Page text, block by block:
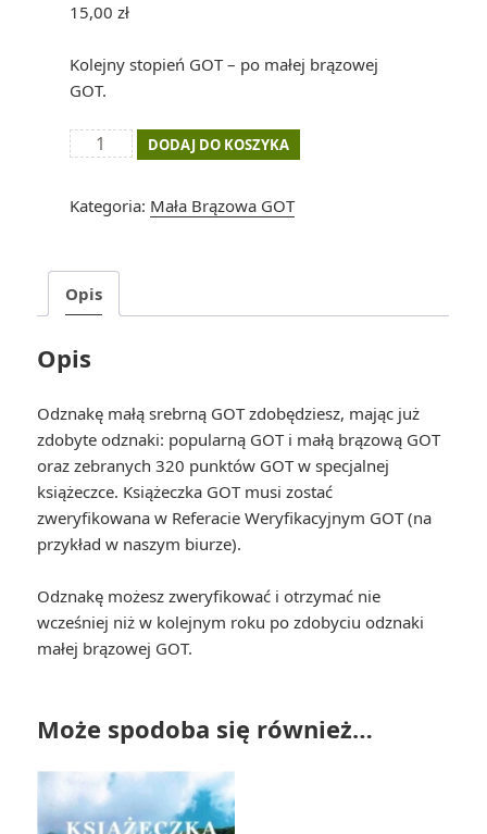
15,00 zł
Kolejny stopień GOT – po małej brązowej
GOT.
ilość
srebrna
DODAJ DO KOSZYKA
Kategoria: Mała Brązowa GOT
Opis
Opis
Odznakę małą srebrną GOT zdobędziesz, mając już
zdobyte odznaki: popularną GOT i małą brązową GOT
oraz zebranych 320 punktów GOT w specjalnej
książeczce. Książeczka GOT musi zostać
zweryfikowana w Referacie Weryfikacyjnym GOT (na
przykład w naszym biurze).
Odznakę możesz zweryfikować i otrzymać nie
wcześniej niż w kolejnym roku po zdobyciu odznaki
małej brązowej GOT.
Może spodoba się również…